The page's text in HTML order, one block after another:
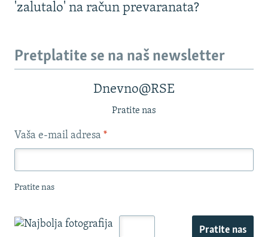
'zalutalo' na račun prevaranata?
Pretplatite se na naš newsletter
Dnevno@RSE
Pratite nas
Vaša e-mail adresa *
Pratite nas
Pratite nas